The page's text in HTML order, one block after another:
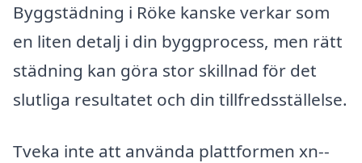
Byggstädning i Röke kanske verkar som
en liten detalj i din byggprocess, men rätt
städning kan göra stor skillnad för det
slutliga resultatet och din tillfredsställelse.
Tveka inte att använda plattformen xn--